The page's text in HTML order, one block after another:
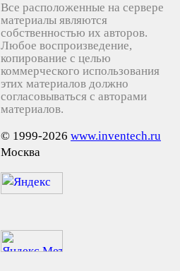
Все расположенные на сервере
материалы являются
собственностью их авторов.
Любое воспроизведение,
копирование с целью
коммерческого использования
этих материалов должно
согласовываться с авторами
материалов.
© 1999-2026 www.inventech.ru
Москва